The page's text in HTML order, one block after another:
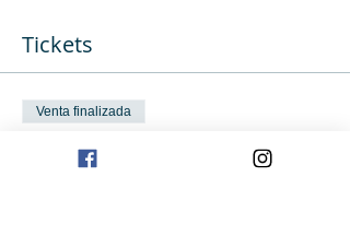
Tickets
Venta finalizada
Tipo de entrada